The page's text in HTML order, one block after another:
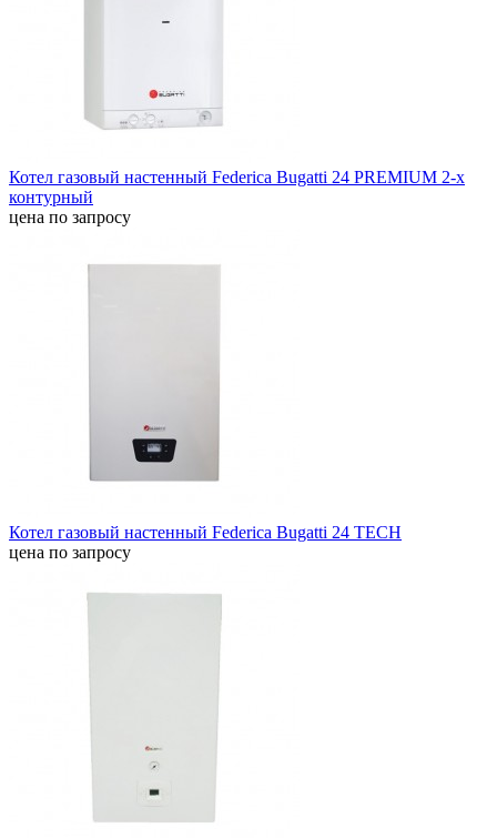
Котел газовый настенный Federica Bugatti 24 PREMIUM 2-х
контурный
цена по запросу
Котел газовый настенный Federica Bugatti 24 TECH
цена по запросу